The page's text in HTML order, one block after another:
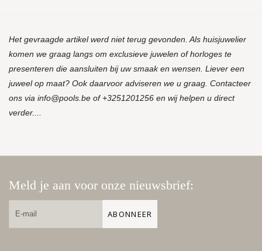
Het gevraagde artikel werd niet terug gevonden. Als huisjuwelier
komen we graag langs om exclusieve juwelen of horloges te
presenteren die aansluiten bij uw smaak en wensen. Liever een
juweel op maat? Ook daarvoor adviseren we u graag. Contacteer
ons via info@pools.be of +3251201256 en wij helpen u direct
verder....
Meld je aan voor onze nieuwsbrief:
ABONNEER